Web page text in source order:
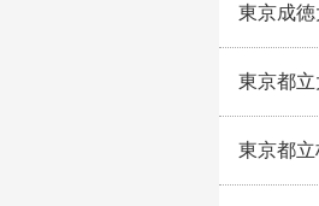
東京成
東京都
東京都